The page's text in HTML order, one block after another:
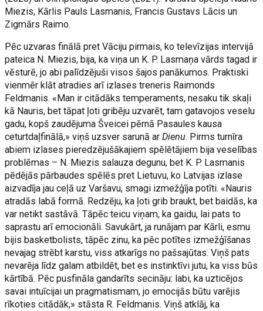
Miezis, Kārlis Pauls Lasmanis, Francis Gustavs Lācis un
Zigmārs Raimo.
Pēc uzvaras finālā pret Vāciju pirmais, ko televīzijas intervijā
pateica N. Miezis, bija, ka viņa un K. P. Lasmaņa vārds tagad ir
vēsturē, jo abi palīdzējuši visos šajos panākumos. Praktiski
vienmēr klāt atradies arī izlases treneris Raimonds
Feldmanis. «Man ir citādāks temperaments, nesaku tik skaļi
kā Nauris, bet tāpat ļoti gribēju uzvarēt, tam gatavojos veselu
gadu, kopš zaudējuma Šveicei pērnā Pasaules kausa
ceturtdaļfinālā,» viņš uzsver sarunā arDienu. Pirms turnīra
abiem izlases pieredzējušākajiem spēlētājiem bija veselības
problēmas – N. Miezis salauza degunu, bet K. P. Lasmanis
pēdējās pārbaudes spēlēs pret Lietuvu, ko Latvijas izlase
aizvadīja jau ceļā uz Varšavu, smagi izmežģīja potīti. «Nauris
atradās labā formā. Redzēju, ka ļoti grib braukt, bet baidās, ka
var netikt sastāvā. Tāpēc teicu viņam, ka gaidu, lai pats to
saprastu arī emocionāli. Savukārt, ja runājam par Kārli, esmu
bijis basketbolists, tāpēc zinu, ka pēc potītes izmežģīšanas
nevajag strēbt karstu, viss atkarīgs no pašsajūtas. Viņš pats
nevarēja līdz galam atbildēt, bet es instinktīvi jutu, ka viss būs
kārtībā. Pēc pusfināla gandarīts secināju: labi, ka uzticējos
savai intuīcijai un pragmatismam, jo emocijās būtu varējis
rīkoties citādāk,» stāsta R. Feldmanis. Viņš atklāj, ka